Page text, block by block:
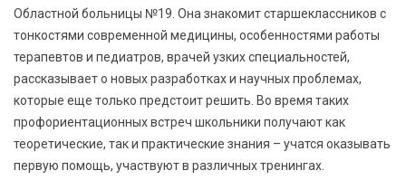
Областной больницы №19. Она знакомит старшеклассников с
тонкостями современной медицины, особенностями работы
терапевтов и педиатров, врачей узких специальностей,
рассказывает о новых разработках и научных проблемах,
которые еще только предстоит решить. Во время таких
профориентационных встреч школьники получают как
теоретические, так и практические знания – учатся оказывать
первую помощь, участвуют в различных тренингах.